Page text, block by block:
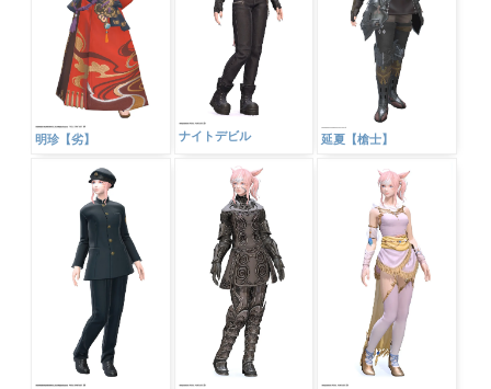
明珍【劣】 ナイトデビル 延夏【槍士】